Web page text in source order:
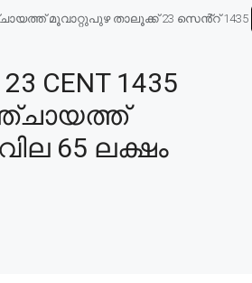
പഞ്ചായത്ത് മൂവാറ്റുപുഴ താലൂക്ക് 23 സെൻ്റ് 1435
CENT 1435
പഞ്ചായത്ത്
65 ലക്ഷം